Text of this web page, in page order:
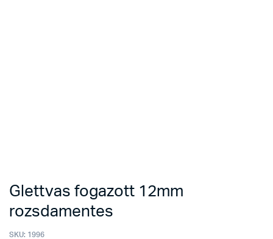
Glettvas fogazott 12mm
rozsdamentes
SKU: 1996